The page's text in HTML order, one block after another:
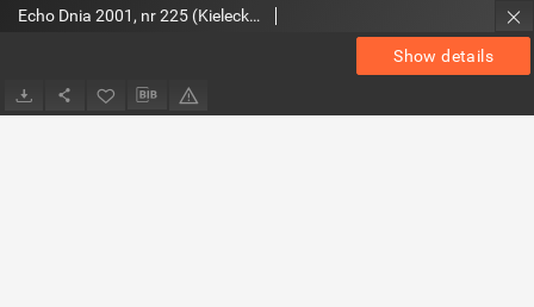
Show details
Echo Dnia 2001, nr 225 (Kieleckie)